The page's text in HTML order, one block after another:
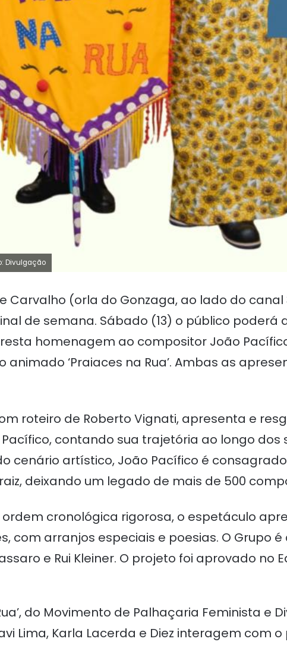
Divulgação
Carvalho (orla do Gonzaga, ao lado do
de semana. Sábado (13) o público poderá
homenagem ao compositor João
animado ‘Praiaces na Rua’. Ambas as
roteiro de Roberto Vignati, apresenta e
contando sua trajetória ao longo dos
cenário artístico, João Pacífico é
deixando um legado de mais de 500
cronológica rigorosa, o espetáculo
com arranjos especiais e poesias. O Grupo
e Rui Kleiner. O projeto foi aprovado no
do Movimento de Palhaçaria Feminista e
Lima, Karla Lacerda e Diez interagem com